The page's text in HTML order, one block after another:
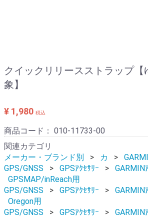
クイックリリースストラップ【
象】
¥ 1,980 税込
商品コード： 010-11733-00
関連カテゴリ
メーカー・ブランド別
カ
GPS/GNSS
GPSｱｸｾｻﾘｰ
GARMIN
GPSMAP/inReach用
GPS/GNSS
GPSｱｸｾｻﾘｰ
GARMIN
Oregon用
GPS/GNSS
GPSｱｸｾｻﾘｰ GARMIN